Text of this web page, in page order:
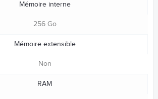
Mémoire interne
256 Go
Mémoire extensible
Non
RAM